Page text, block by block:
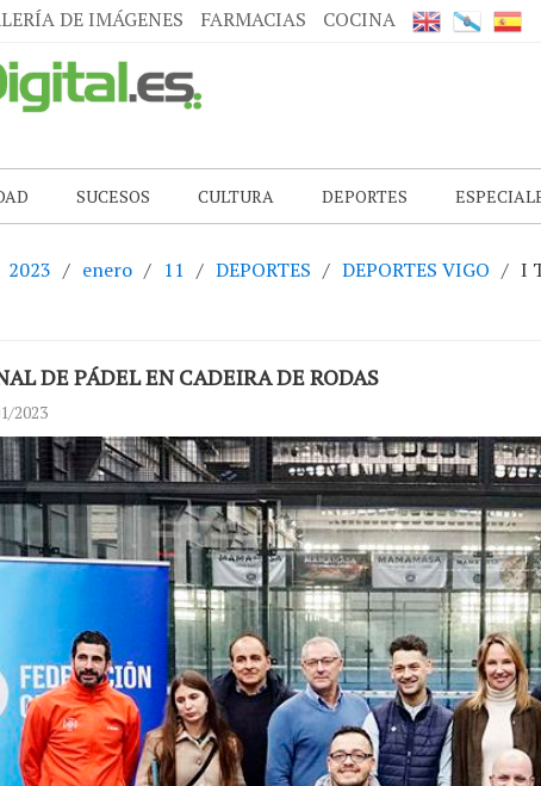
DE IMÁGENES FARMACIAS COCINA
SUCESOS CULTURA DEPORTES
2023 enero 11 DEPORTES DEPORTES VIGO I
DE PÁDEL EN CADEIRA DE RODAS
2023